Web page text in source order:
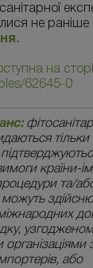
не раніше
.
на
62645-0
тільки
країни-
та/
або